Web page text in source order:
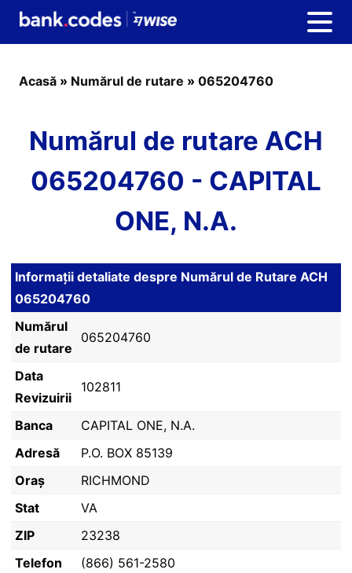
Acasă » Numărul de rutare » 065204760
Numărul de rutare ACH
065204760 - CAPITAL
ONE, N.A.
Informații detaliate despre Numărul de Rutare ACH
065204760
Numărul
de rutare
065204760
Data
Revizuirii
102811
Banca
CAPITAL ONE, N.A.
Adresă
P.O. BOX 85139
Oraș
RICHMOND
Stat
VA
ZIP
23238
Telefon
(866) 561-2580